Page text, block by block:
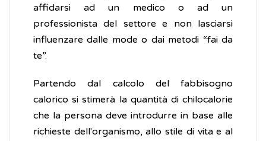
affidarsi ad un medico o ad un
professionista del settore e non lasciarsi
influenzare dalle mode o dai metodi “fai da
te”.
Partendo dal calcolo del fabbisogno
calorico si stimerà la quantità di chilocalorie
che la persona deve introdurre in base alle
richieste dell'organismo, allo stile di vita e al